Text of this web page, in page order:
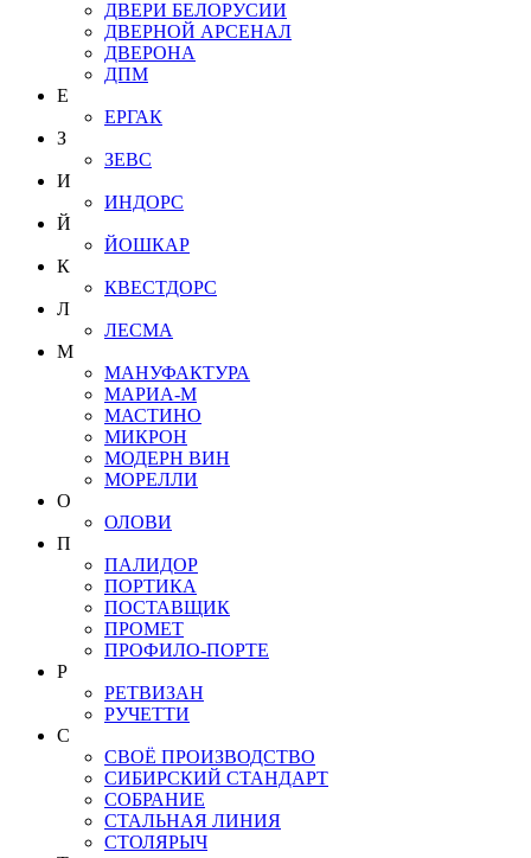
ДВЕРИ БЕЛОРУСИИ
ДВЕРНОЙ АРСЕНАЛ
ДВЕРОНА
ДПМ
Е
ЕРГАК
З
ЗЕВС
И
ИНДОРС
Й
ЙОШКАР
К
КВЕСТДОРС
Л
ЛЕСМА
М
МАНУФАКТУРА
МАРИА-М
МАСТИНО
МИКРОН
МОДЕРН ВИН
МОРЕЛЛИ
О
ОЛОВИ
П
ПАЛИДОР
ПОРТИКА
ПОСТАВЩИК
ПРОМЕТ
ПРОФИЛО-ПОРТЕ
Р
РЕТВИЗАН
РУЧЕТТИ
С
СВОЁ ПРОИЗВОДСТВО
СИБИРСКИЙ СТАНДАРТ
СОБРАНИЕ
СТАЛЬНАЯ ЛИНИЯ
СТОЛЯРЫЧ